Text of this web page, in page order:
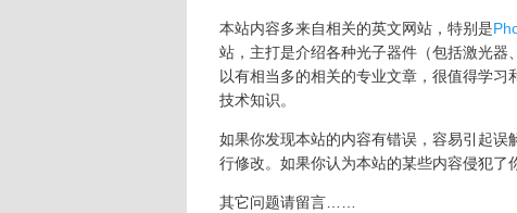
本站内容多来自相关的英文网站，特别是
站，主打是介绍各种光子器件（包括激光
以有相当多的相关的专业文章，很值得学
技术知识。
如果你发现本站的内容有错误，容易引起误
行修改。如果你认为本站的某些内容侵犯了
其它问题请留言……